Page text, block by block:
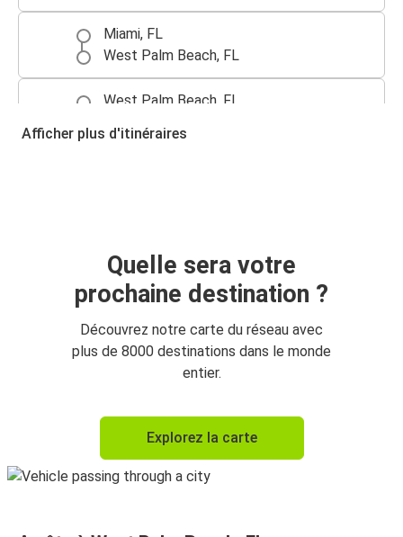
Miami, FL
West Palm Beach, FL
West Palm Beach, FL
West Palm Beach, FL
Afficher plus d'itinéraires
Quelle sera votre
prochaine destination ?
Découvrez notre carte du réseau avec
plus de 8000 destinations dans le monde
entier.
Explorez la carte